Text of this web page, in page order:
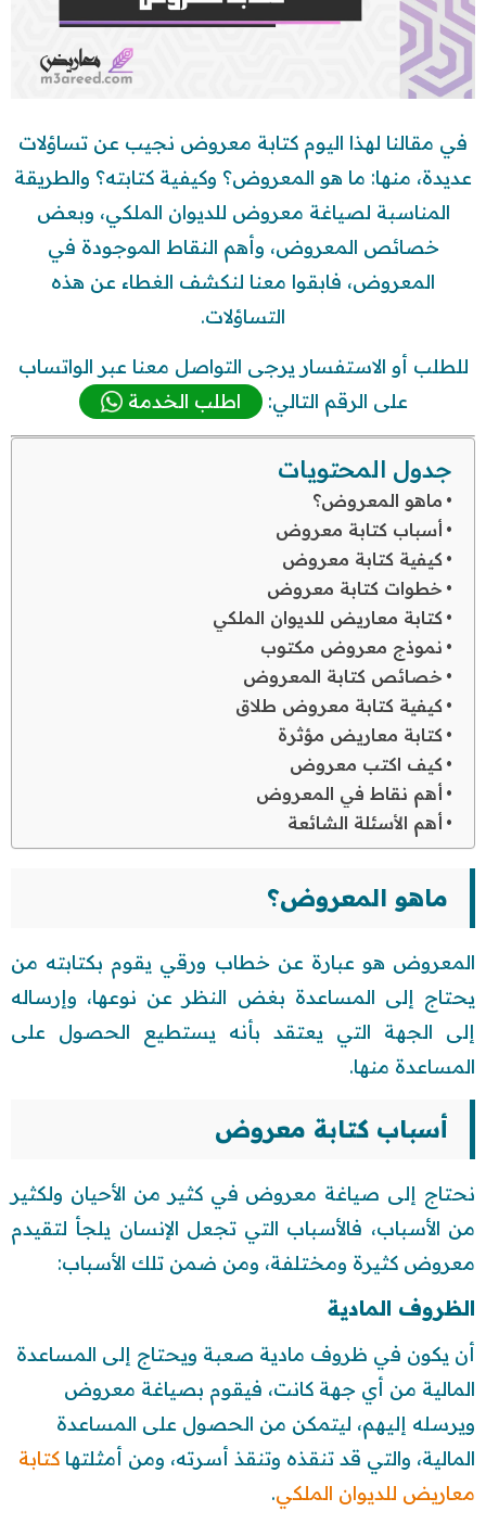
في مقالنا لهذا اليوم كتابة معروض نجيب عن تساؤلات
عديدة، منها: ما هو المعروض؟ وكيفية كتابته؟ والطريقة
المناسبة لصياغة معروض للديوان الملكي، وبعض
خصائص المعروض، وأهم النقاط الموجودة في
المعروض، فابقوا معنا لنكشف الغطاء عن هذه
التساؤلات.
للطلب أو الاستفسار يرجى التواصل معنا عبر الواتساب
على الرقم التالي:
اطلب الخدمة
جدول المحتويات
ماهو المعروض؟
أسباب كتابة معروض
كيفية كتابة معروض
خطوات كتابة معروض
كتابة معاريض للديوان الملكي
نموذج معروض مكتوب
خصائص كتابة المعروض
كيفية كتابة معروض طلاق
كتابة معاريض مؤثرة
كيف اكتب معروض
أهم نقاط في المعروض
أهم الأسئلة الشائعة
ماهو المعروض؟
المعروض هو عبارة عن خطاب ورقي يقوم بكتابته من
يحتاج إلى المساعدة بغض النظر عن نوعها، وإرساله
إلى الجهة التي يعتقد بأنه يستطيع الحصول على
المساعدة منها.
أسباب كتابة معروض
نحتاج إلى صياغة معروض في كثير من الأحيان ولكثير
من الأسباب، فالأسباب التي تجعل الإنسان يلجأ لتقيدم
معروض كثيرة ومختلفة، ومن ضمن تلك الأسباب:
الظروف المادية
أن يكون في ظروف مادية صعبة ويحتاج إلى المساعدة
المالية من أي جهة كانت، فيقوم بصياغة معروض
ويرسله إليهم، ليتمكن من الحصول على المساعدة
المالية، والتي قد تنقذه وتنقذ أسرته، ومن أمثلتها كتابة
معاريض للديوان الملكي.